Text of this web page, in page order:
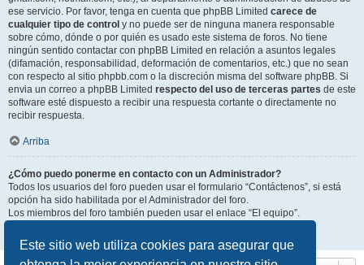
Este sitio web utiliza cookies para asegurar que
ese servicio. Por favor, tenga en cuenta que phpBB Limited carece de
cualquier tipo de control y no puede ser de ninguna manera responsable
sobre cómo, dónde o por quién es usado este sistema de foros. No tiene
ningún sentido contactar con phpBB Limited en relación a asuntos legales
(difamación, responsabilidad, deformación de comentarios, etc.) que no sean
con respecto al sitio phpbb.com o la discreción misma del software phpBB. Si
envia un correo a phpBB Limited respecto del uso de terceras partes de este
software esté dispuesto a recibir una respuesta cortante o directamente no
recibir respuesta.
Arriba
¿Cómo puedo ponerme en contacto con un Administrador?
Todos los usuarios del foro pueden usar el formulario “Contáctenos”, si está
opción ha sido habilitada por el Administrador del foro.
Los miembros del foro también pueden usar el enlace “El equipo”.
Arriba